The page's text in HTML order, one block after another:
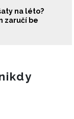
na léto?
zaručí be